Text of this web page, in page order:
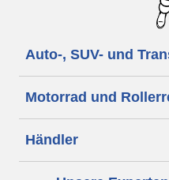
Auto-, SUV- und
Motorrad und
Händler